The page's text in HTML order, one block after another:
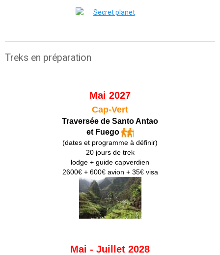
Treks en préparation
Mai 2027
Cap-Vert
Traversée de Santo Antao
et Fuego
(dates et programme à définir)
20 jours de trek
lodge + guide capverdien
2600€ + 600€ avion + 35€ visa
Mai - Juillet 2028